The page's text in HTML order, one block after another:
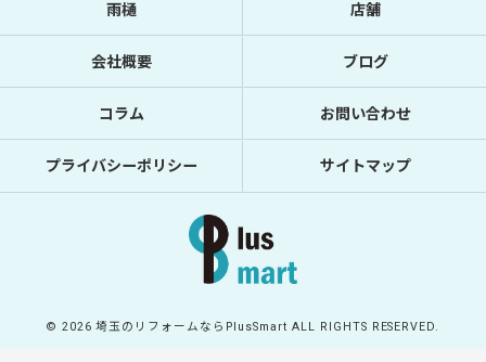
雨樋 店舗
会社概要 ブログ
コラム お問い合わせ
プライバシーポリシー サイトマップ
© 2026 埼玉のリフォームならPlusSmart ALL RIGHTS RESERVED.